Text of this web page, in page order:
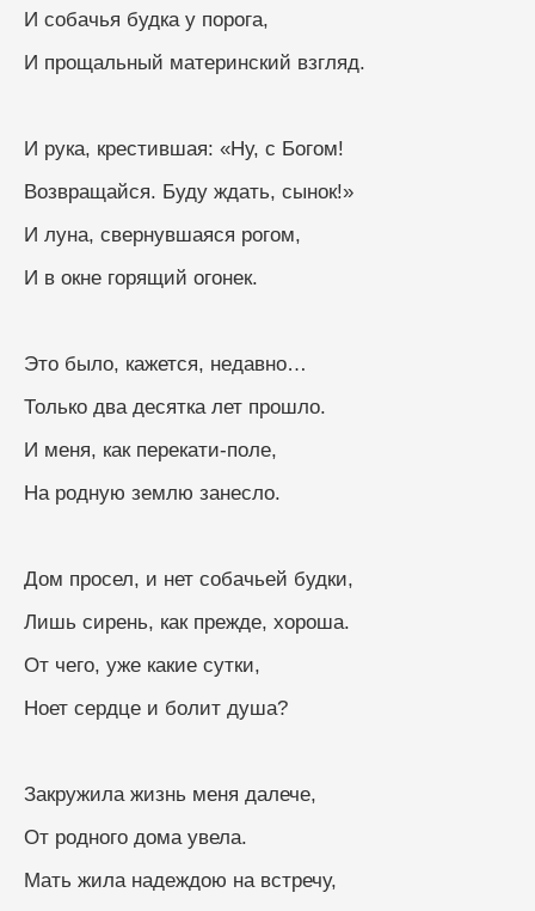
И собачья будка у порога,
И прощальный материнский взгляд.
И рука, крестившая: «Ну, с Богом!
Возвращайся. Буду ждать, сынок!»
И луна, свернувшаяся рогом,
И в окне горящий огонек.
Это было, кажется, недавно…
Только два десятка лет прошло.
И меня, как перекати-поле,
На родную землю занесло.
Дом просел, и нет собачьей будки,
Лишь сирень, как прежде, хороша.
От чего, уже какие сутки,
Ноет сердце и болит душа?
Закружила жизнь меня далече,
От родного дома увела.
Мать жила надеждою на встречу,